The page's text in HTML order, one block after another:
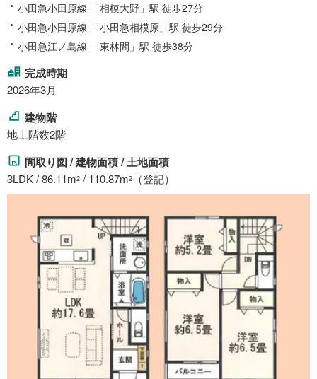
小田急小田原線 「相模大野」駅 徒歩27分
小田急小田原線 「小田急相模原」駅 徒歩29分
小田急江ノ島線 「東林間」駅 徒歩38分
完成時期
2026年3月
建物階
地上階数2階
間取り図 / 建物面積 / 土地面積
3LDK / 86.11m2 / 110.87m2 （登記）